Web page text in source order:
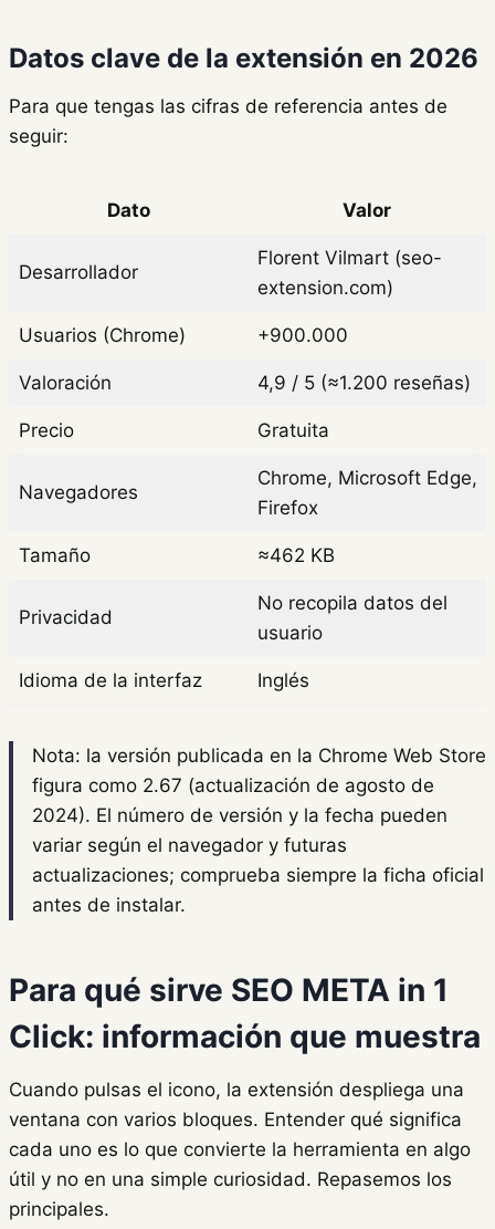
Datos clave de la extensión en 2026
Para que tengas las cifras de referencia antes de
seguir:
Dato Valor
Desarrollador
Florent Vilmart (seo-
extension.com)
Usuarios (Chrome) +900.000
Valoración 4,9 / 5 (≈1.200 reseñas)
Precio Gratuita
Navegadores
Chrome, Microsoft Edge,
Firefox
Tamaño ≈462 KB
Privacidad
No recopila datos del
usuario
Idioma de la interfaz Inglés
Nota: la versión publicada en la Chrome Web Store
figura como 2.67 (actualización de agosto de
2024). El número de versión y la fecha pueden
variar según el navegador y futuras
actualizaciones; comprueba siempre la ficha oficial
antes de instalar.
Para qué sirve SEO META in 1
Click: información que muestra
Cuando pulsas el icono, la extensión despliega una
ventana con varios bloques. Entender qué significa
cada uno es lo que convierte la herramienta en algo
útil y no en una simple curiosidad. Repasemos los
principales.